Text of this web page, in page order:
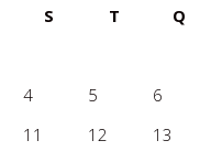
S
T Q
4
5 6
11
12 13